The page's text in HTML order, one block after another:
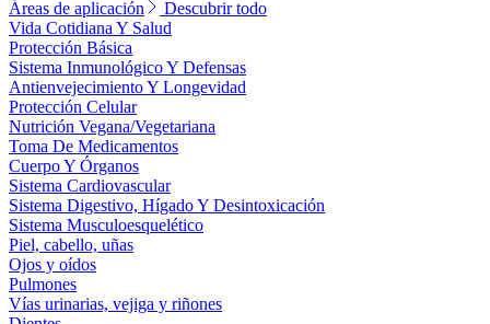
Áreas de aplicación
Descubrir todo
Vida Cotidiana Y Salud
Protección Básica
Sistema Inmunológico Y Defensas
Antienvejecimiento Y Longevidad
Protección Celular
Nutrición Vegana/Vegetariana
Toma De Medicamentos
Cuerpo Y Órganos
Sistema Cardiovascular
Sistema Digestivo, Hígado Y Desintoxicación
Sistema Musculoesquelético
Piel, cabello, uñas
Ojos y oídos
Pulmones
Vías urinarias, vejiga y riñones